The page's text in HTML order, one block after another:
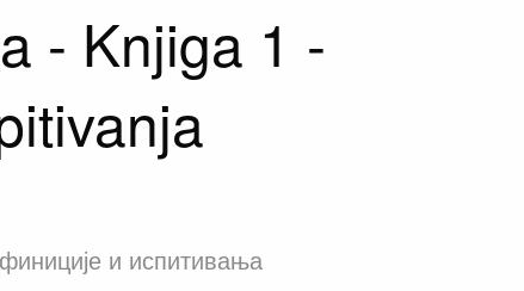
- Knjiga 1 -
и испитивања